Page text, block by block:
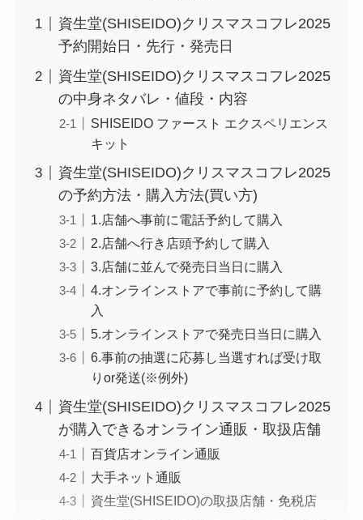
資生堂(SHISEIDO)クリスマスコフレ2025
予約開始日・先行・発売日
資生堂(SHISEIDO)クリスマスコフレ2025
の中身ネタバレ・値段・内容
SHISEIDO ファースト エクスペリエンス
キット
資生堂(SHISEIDO)クリスマスコフレ2025
の予約方法・購入方法(買い方)
1.店舗へ事前に電話予約して購入
2.店舗へ行き店頭予約して購入
3.店舗に並んで発売日当日に購入
4.オンラインストアで事前に予約して購
入
5.オンラインストアで発売日当日に購入
6.事前の抽選に応募し当選すれば受け取
りor発送(※例外)
資生堂(SHISEIDO)クリスマスコフレ2025
が購入できるオンライン通販・取扱店舗
百貨店オンライン通販
大手ネット通販
資生堂(SHISEIDO)の取扱店舗・免税店